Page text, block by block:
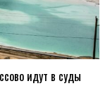
идут в суды